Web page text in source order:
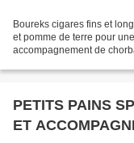
Boureks cigares fins et
et pomme de terre pour
accompagnement de
PETITS PAINS
ET